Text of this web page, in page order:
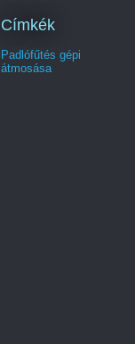
Címkék
Padlófűtés gépi
átmosása